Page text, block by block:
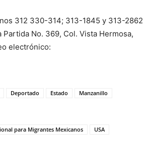
312 330-314; 313-1845 y 313-2862
No. 369, Col. Vista Hermosa,
electrónico:
Deportado Estado
Manzanillo
para Migrantes Mexicanos
USA